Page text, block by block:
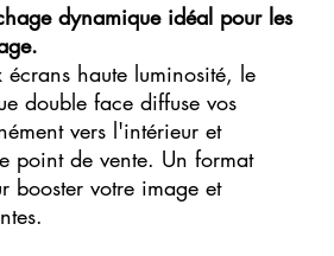
dynamique idéal pour les
haute luminosité, le
double face diffuse vos
vers l'intérieur et
point de vente. Un format
booster votre image et